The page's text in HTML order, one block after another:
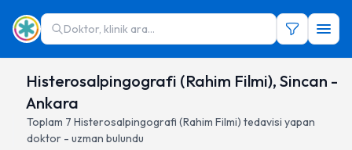
Doktor, klinik ara...
Histerosalpingografi (Rahim Filmi), Sincan -
Ankara
Toplam 7 Histerosalpingografi (Rahim Filmi) tedavisi yapan
doktor - uzman bulundu